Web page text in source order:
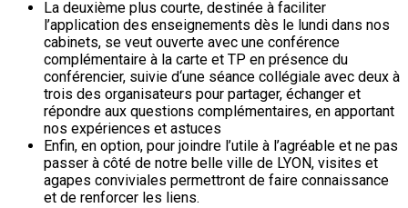
La deuxième plus courte, destinée à faciliter
l’application des enseignements dès le lundi dans nos
cabinets, se veut ouverte avec une conférence
complémentaire à la carte et TP en présence du
conférencier, suivie d‘une séance collégiale avec deux à
trois des organisateurs pour partager, échanger et
répondre aux questions complémentaires, en apportant
nos expériences et astuces
Enfin, en option, pour joindre l’utile à l’agréable et ne pas
passer à côté de notre belle ville de LYON, visites et
agapes conviviales permettront de faire connaissance
et de renforcer les liens.